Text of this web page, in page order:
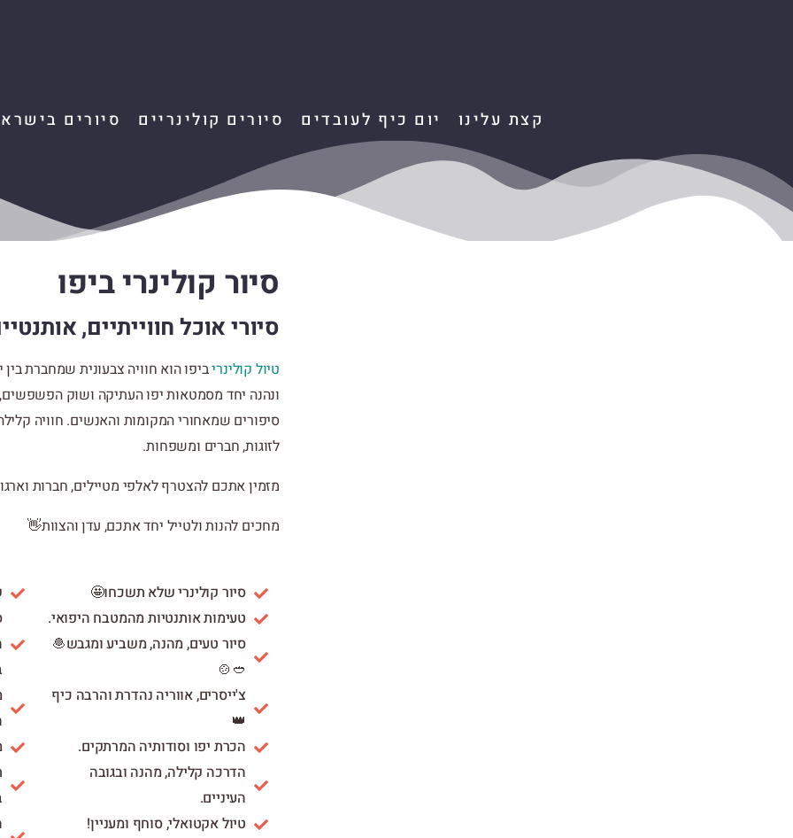
קצת עלינו יום כיף לעובדים סיורים קולינריים סיורים
סיור קולינרי ביפו
סיורי אוכל חווייתיים,
טיול קולינריביפו הוא חוויה צבעונית שמחברת
ונהנה יחד מסמטאות יפו העתיקה ושוק הפשפשים,
סיפורים שמאחורי המקומות והאנשים. חוויה
לזוגות, חברים ומשפחות.
מזמין אתכם להצטרף לאלפי מטיילים, חברות
מחכים להנות ולטייל יחד אתכם, עדן והצוות👋
סיור קולינרי שלא תשכחו🤩
טעימות אותנטיות מהמטבח היפואי.
סיור טעים, מהנה, משביע ומגבש🧆
🥙🍲
צ'ייסרים, אווריה נהדרת והרבה כיף
👑
הכרת יפו וסודותיה המרתקים.
הדרכה קלילה, מהנה ובגובה
העיניים.
טיול אקטואלי, סוחף ומעניין!